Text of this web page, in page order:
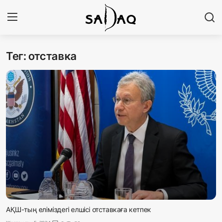
Кіру
Басты бет
Редакциялық байланыстар
Материалдарды қолдану тәртібі
Саясат
Sadaq TV
Экономика
Тег: отставка
АҚШ-тың еліміздегі елшісі отставкаға кетпек